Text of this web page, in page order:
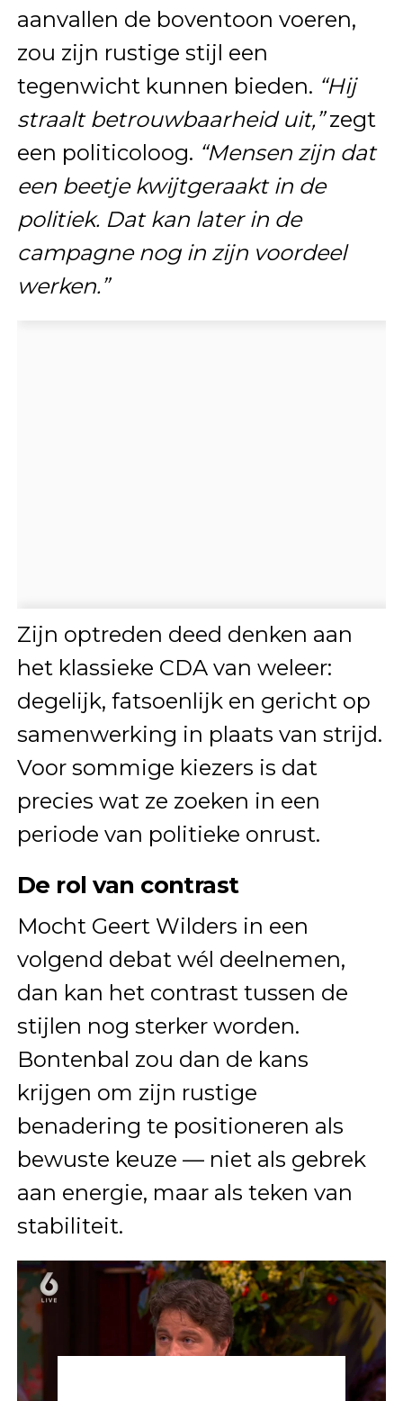
aanvallen de boventoon voeren,
zou zijn rustige stijl een
tegenwicht kunnen bieden. “Hij
straalt betrouwbaarheid uit,”zegt
een politicoloog. “Mensen zijn dat
een beetje kwijtgeraakt in de
politiek. Dat kan later in de
campagne nog in zijn voordeel
werken.”
Zijn optreden deed denken aan
het klassieke CDA van weleer:
degelijk, fatsoenlijk en gericht op
samenwerking in plaats van strijd.
Voor sommige kiezers is dat
precies wat ze zoeken in een
periode van politieke onrust.
De rol van contrast
Mocht Geert Wilders in een
volgend debat wél deelnemen,
dan kan het contrast tussen de
stijlen nog sterker worden.
Bontenbal zou dan de kans
krijgen om zijn rustige
benadering te positioneren als
bewuste keuze — niet als gebrek
aan energie, maar als teken van
stabiliteit.